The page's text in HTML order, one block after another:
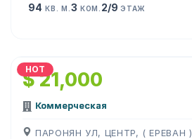
94 КВ. М. 3 КОМ. 2/9ЭТАЖ
HOT
$ 21,000
Коммерческая
ПАРОНЯН УЛ, ЦЕНТР, ( ЕРЕВАН )